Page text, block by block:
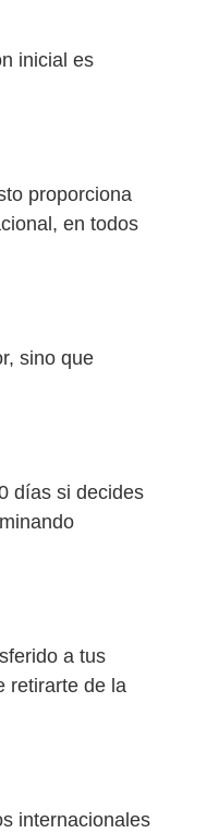
inicial es
proporciona
en todos
sino que
días si decides
a tus
retirarte de la
internacionales